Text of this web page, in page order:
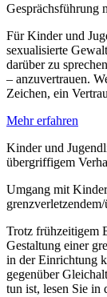
Gesprächsführung
Für Kinder und
sexualisierte
darüber zu
– anzuvertrauen.
Zeichen, ein
Mehr erfahren
Kinder und
übergriffigem
Umgang mit
Trotz frühzeitigem
Gestaltung einer
in der Einrichtung
gegenüber
tun ist, lesen Sie in